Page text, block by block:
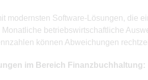
modernsten Software-Lösungen, die
betriebswirtschaftliche
können Abweichungen
im Bereich Finanzbuchhaltung: